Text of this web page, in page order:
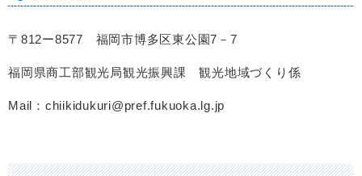
〒812ー8577 福岡市博多区東公園7－7
福岡県商工部観光局観光振興課 観光地域づくり係
Mail：chiikidukuri@pref.fukuoka.lg.jp